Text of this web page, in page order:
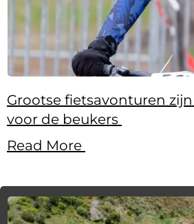
Grootse fietsavonturen
voor de beukers
Read More